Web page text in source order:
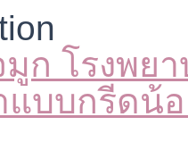
ก โรงพยา
บบกรีดน้